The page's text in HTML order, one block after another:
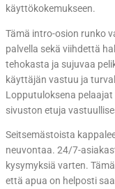
käyttökokemukseen.
Tämä intro-osion runko
palvella sekä viihdettä
tehokasta ja sujuvaa
käyttäjän vastuu ja
Lopputuloksena
sivuston etuja
Seitsemästoista
neuvontaa. 24/7-
kysymyksiä varten.
että apua on helposti